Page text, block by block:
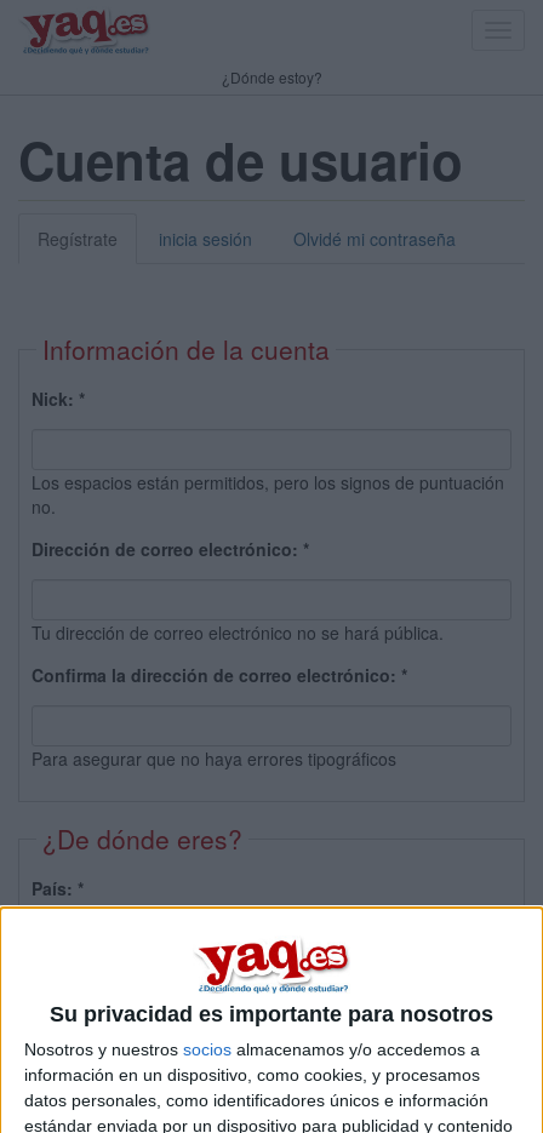
Su privacidad es importante para nosotros
Nosotros y nuestros socios almacenamos y/o accedemos a
información en un dispositivo, como cookies, y procesamos
datos personales, como identificadores únicos e información
estándar enviada por un dispositivo para publicidad y contenido
¿Dónde estoy?
Cuenta de usuario
Regístrate inicia sesión Olvidé mi contraseña
Información de la cuenta
Nick: *
Los espacios están permitidos, pero los signos de puntuación
no.
Dirección de correo electrónico: *
Tu dirección de correo electrónico no se hará pública.
Confirma la dirección de correo electrónico: *
Para asegurar que no haya errores tipográficos
¿De dónde eres?
País: *
Sobre ti